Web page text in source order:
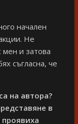
начален
Не
мен и затова
съгласна, че
на автора?
в